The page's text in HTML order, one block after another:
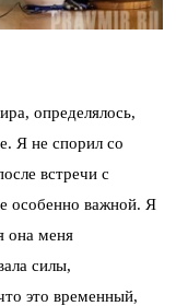
определялось,
Я не спорил со
встречи с
особенно важной. Я
она меня
силы,
это временный,